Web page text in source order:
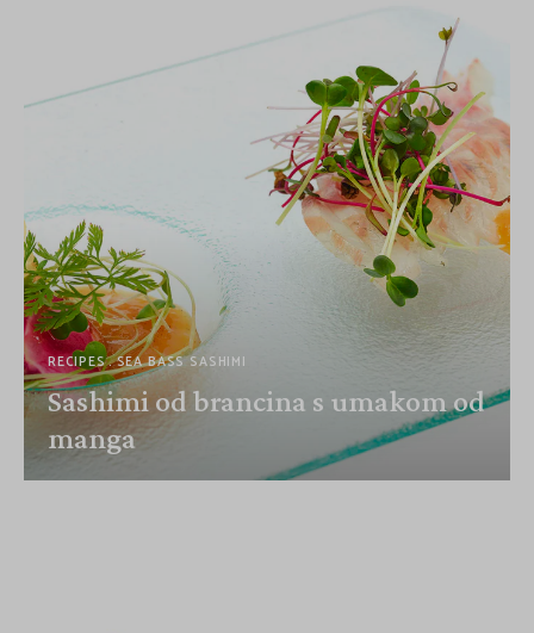
RECIPES SEA BASS SASHIMI
Sashimi od brancina s umakom od
manga